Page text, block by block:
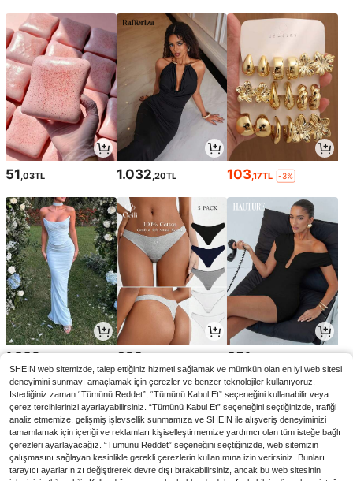
51 ,03TL 1.032 ,20TL 103,17TL -3%
1.839 623 851
SHEIN web sitemizde, talep ettiğiniz hizmeti sağlamak ve mümkün olan en iyi web sitesi
deneyimini sunmayı amaçlamak için çerezler ve benzer teknolojiler kullanıyoruz.
İstediğiniz zaman “Tümünü Reddet”, “Tümünü Kabul Et” seçeneğini kullanabilir veya
çerez tercihlerinizi ayarlayabilirsiniz. “Tümünü Kabul Et” seçeneğini seçtiğinizde, trafiği
analiz etmemize, gelişmiş işlevsellik sunmamıza ve SHEIN ile alışveriş deneyiminizi
tamamlamak için içeriği ve reklamları kişiselleştirmemize yardımcı olan tüm isteğe bağlı
çerezleri ayarlayacağız. “Tümünü Reddet” seçeneğini seçtiğinizde, web sitemizin
çalışmasını sağlayan kesinlikle gerekli çerezlerin kullanımına izin verirsiniz. Bunları
tarayıcı ayarlarınızı değiştirerek devre dışı bırakabilirsiniz, ancak bu web sitesinin